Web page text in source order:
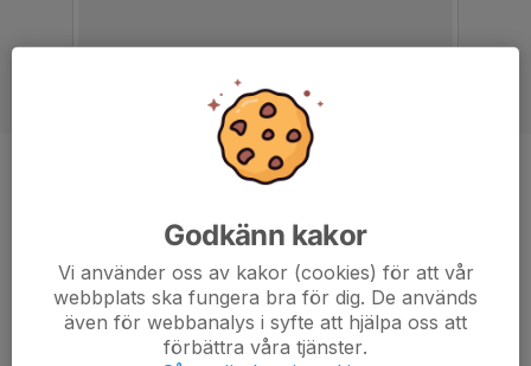
Tränare
Godkänn kakor
Vi använder oss av kakor (cookies) för att vår
webbplats ska fungera bra för dig. De används
även för webbanalys i syfte att hjälpa oss att
förbättra våra tjänster.